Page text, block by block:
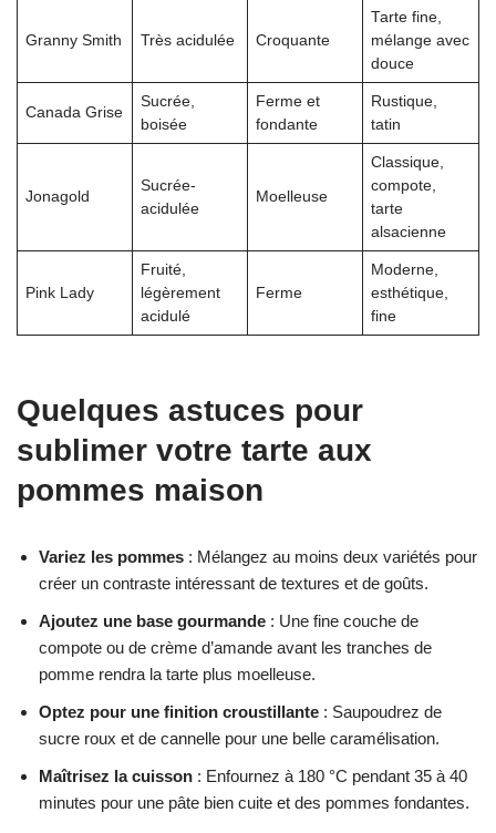
Granny Smith Très acidulée Croquante
Tarte fine,
mélange avec
douce
Canada Grise
Sucrée,
boisée
Ferme et
fondante
Rustique,
tatin
Jonagold
Sucrée-
acidulée
Moelleuse
Classique,
compote,
tarte
alsacienne
Pink Lady
Fruité,
légèrement
acidulé
Ferme
Moderne,
esthétique,
fine
Quelques astuces pour
sublimer votre tarte aux
pommes maison
Variez les pommes : Mélangez au moins deux variétés pour
créer un contraste intéressant de textures et de goûts.
Ajoutez une base gourmande : Une fine couche de
compote ou de crème d’amande avant les tranches de
pomme rendra la tarte plus moelleuse.
Optez pour une finition croustillante : Saupoudrez de
sucre roux et de cannelle pour une belle caramélisation.
Maîtrisez la cuisson : Enfournez à 180 °C pendant 35 à 40
minutes pour une pâte bien cuite et des pommes fondantes.